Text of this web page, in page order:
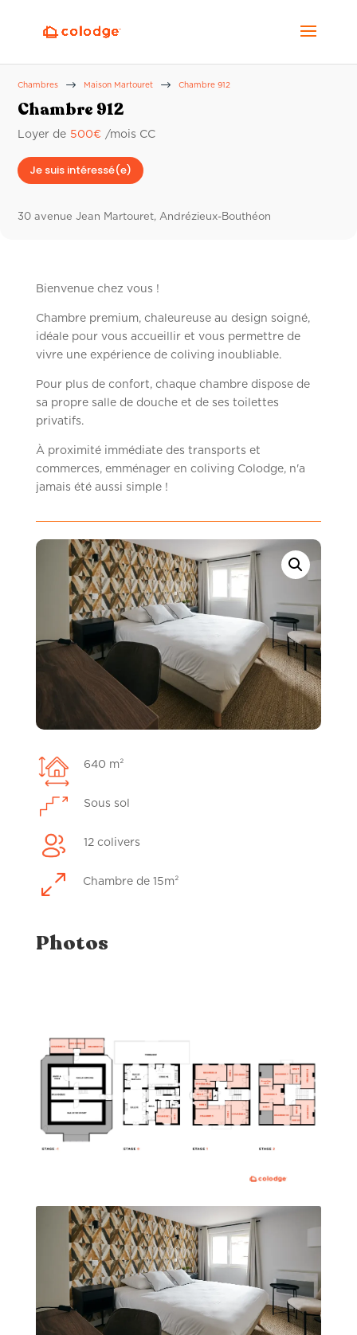
Chambres $ Maison Martouret $ Chambre 912
Chambre 912
Loyer de 500€ /mois CC
Je suis intéressé(e)
30 avenue Jean Martouret, Andrézieux-Bouthéon
Bienvenue chez vous !
Chambre premium, chaleureuse au design soigné,
idéale pour vous accueillir et vous permettre de
vivre une expérience de coliving inoubliable.
Pour plus de confort, chaque chambre dispose de
sa propre salle de douche et de ses toilettes
privatifs.
À proximité immédiate des transports et
commerces, emménager en coliving Colodge, n'a
jamais été aussi simple !
640 m²
Sous sol
12 colivers
0 Chambre de 15m²
Photos